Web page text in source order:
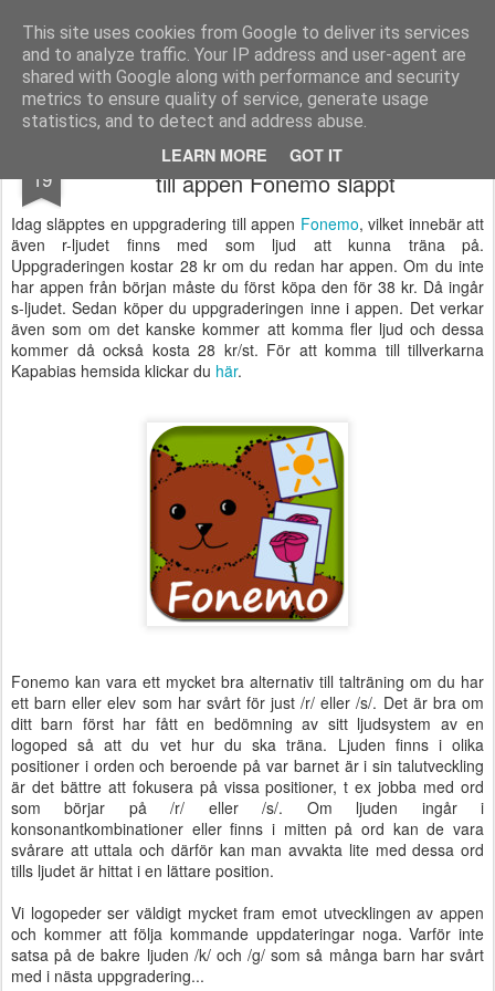
This site uses cookies from Google to deliver its services
and to analyze traffic. Your IP address and user-agent are
shared with Google along with performance and security
metrics to ensure quality of service, generate usage
statistics, and to detect and address abuse.
LEARN MORE GOT IT
Logopeden i skolan En blogg om språk-, läs- och skrivsvårigheter och assisterande teknik
Pages
19
Träna r-ljudet med iPad: Ny uppgradering
till appen Fonemo släppt
Idag släpptes en uppgradering till appen Fonemo, vilket innebär att
även r-ljudet finns med som ljud att kunna träna på.
Uppgraderingen kostar 28 kr om du redan har appen. Om du inte
har appen från början måste du först köpa den för 38 kr. Då ingår
s-ljudet. Sedan köper du uppgraderingen inne i appen. Det verkar
även som om det kanske kommer att komma fler ljud och dessa
kommer då också kosta 28 kr/st. För att komma till tillverkarna
Kapabias hemsida klickar du här.
Fonemo kan vara ett mycket bra alternativ till talträning om du har
ett barn eller elev som har svårt för just /r/ eller /s/. Det är bra om
ditt barn först har fått en bedömning av sitt ljudsystem av en
logoped så att du vet hur du ska träna. Ljuden finns i olika
positioner i orden och beroende på var barnet är i sin talutveckling
är det bättre att fokusera på vissa positioner, t ex jobba med ord
som börjar på /r/ eller /s/. Om ljuden ingår i
konsonantkombinationer eller finns i mitten på ord kan de vara
svårare att uttala och därför kan man avvakta lite med dessa ord
tills ljudet är hittat i en lättare position.
Vi logopeder ser väldigt mycket fram emot utvecklingen av appen
och kommer att följa kommande uppdateringar noga. Varför inte
satsa på de bakre ljuden /k/ och /g/ som så många barn har svårt
med i nästa uppgradering...